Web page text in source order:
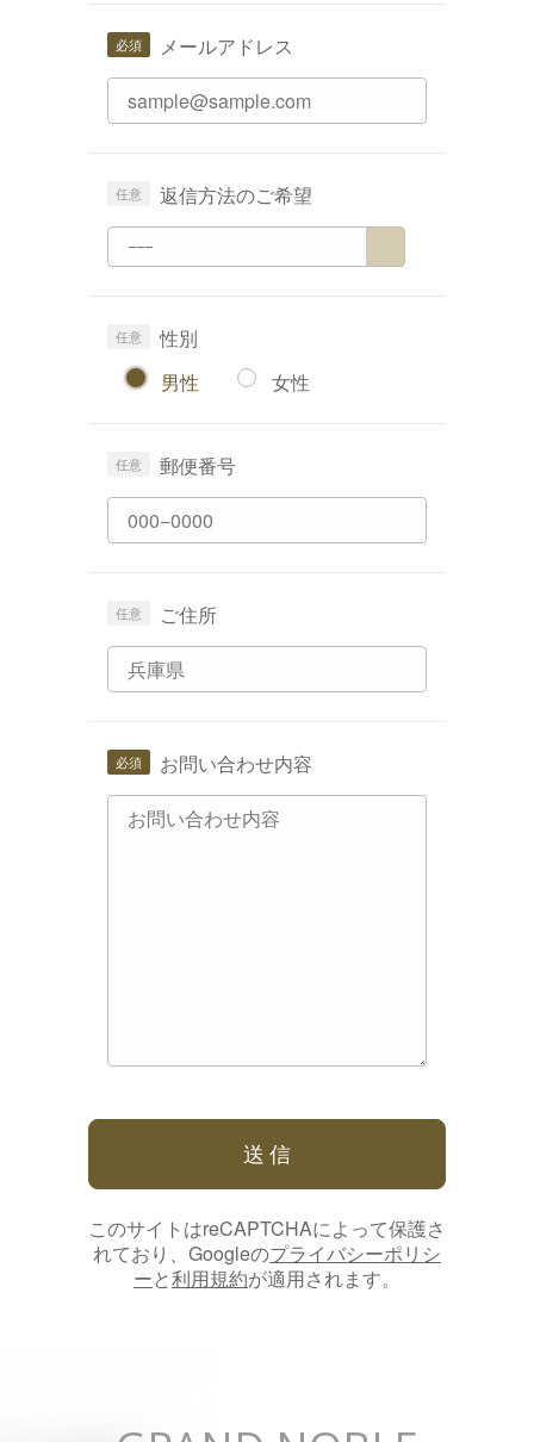
メールアドレス
返信方法のご希望
性別
男性
女性
郵便番号
ご住所
お問い合わせ内容
このサイトはreCAPTCHAによって保護さ
れており、Googleのプライバシーポリシ
ーと利用規約が適用されます。